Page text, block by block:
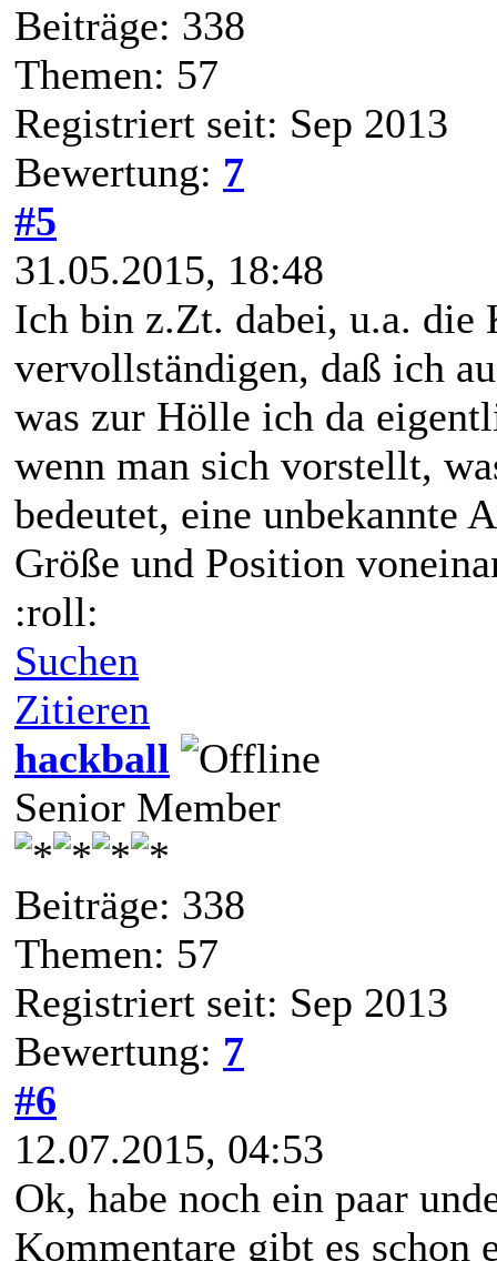
Beiträge: 338
Themen: 57
Registriert seit: Sep 2013
Bewertung: 7
#5
31.05.2015, 18:48
Ich bin z.Zt. dabei, u.a. die
vervollständigen, daß ich
was zur Hölle ich da
wenn man sich vorstellt,
bedeutet, eine unbekannte
Größe und Position
:roll:
Suchen
Zitieren
hackball
Senior Member
Beiträge: 338
Themen: 57
Registriert seit: Sep 2013
Bewertung: 7
#6
12.07.2015, 04:53
Ok, habe noch ein paar
Kommentare gibt es schon